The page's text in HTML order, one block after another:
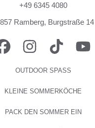
+49 6345 4080
Ramberg, Burgstraße 14
FACEBOOKINSTAGRAMTIKTOK
OUTDOOR SPASS
KLEINE SOMMERKÖCHE
PACK DEN SOMMER EIN